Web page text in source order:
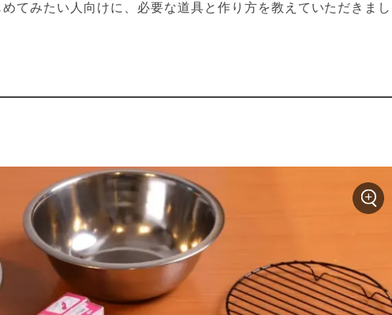
てみたい人向けに、必要な道具と作り方を教えていただきまし